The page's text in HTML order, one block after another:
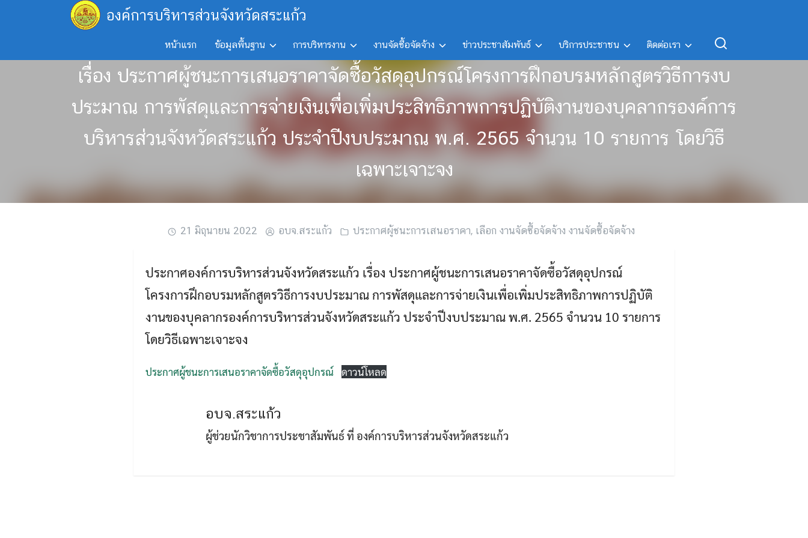
องค์การบริหารส่วนจังหวัดสระแก้ว
หน้าแรก ข้อมูลพื้นฐาน การบริหารงาน งานจัดซื้อจัดจ้าง ข่าวประชาสัมพันธ์ บริการประชาชน ติดต่อเรา
Search
Search
เรื่อง ประกาศผู้ชนะการเสนอราคาจัดซื้อวัสดุอุปกรณ์โครงการฝึกอบรมหลักสูตรวิธีการงบ
ประมาณ การพัสดุและการจ่ายเงินเพื่อเพิ่มประสิทธิภาพการปฏิบัติงานของบุคลากรองค์การ
บริหารส่วนจังหวัดสระแก้ว ประจำปีงบประมาณ พ.ศ. 2565 จำนวน 10 รายการ โดยวิธี
เฉพาะเจาะจง
21 มิถุนายน 2022 อบจ.สระแก้ว ประกาศผู้ชนะการเสนอราคา, เลือก งานจัดซื้อจัดจ้าง งานจัดซื้อจัดจ้าง
ประกาศองค์การบริหารส่วนจังหวัดสระแก้ว เรื่อง ประกาศผู้ชนะการเสนอราคาจัดซื้อวัสดุอุปกรณ์
โครงการฝึกอบรมหลักสูตรวิธีการงบประมาณ การพัสดุและการจ่ายเงินเพื่อเพิ่มประสิทธิภาพการปฏิบัติ
งานของบุคลากรองค์การบริหารส่วนจังหวัดสระแก้ว ประจำปีงบประมาณ พ.ศ. 2565 จำนวน 10 รายการ
โดยวิธีเฉพาะเจาะจง
ประกาศผู้ชนะการเสนอราคาจัดซื้อวัสดุอุปกรณ์ ดาวน์โหลด
อบจ.สระแก้ว
ผู้ช่วยนักวิชาการประชาสัมพันธ์ ที่ องค์การบริหารส่วนจังหวัดสระแก้ว